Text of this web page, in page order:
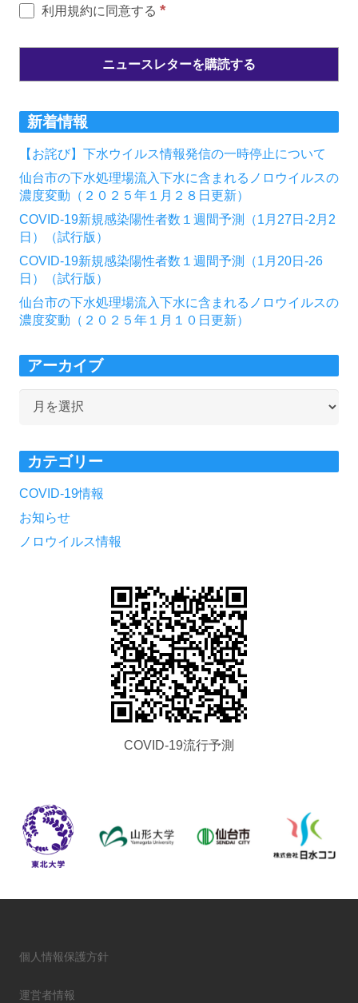
利用規約に同意する *
新着情報
【お詫び】下水ウイルス情報発信の一時停止について
仙台市の下水処理場流入下水に含まれるノロウイルスの
濃度変動（２０２５年１月２８日更新）
COVID-19新規感染陽性者数１週間予測（1月27日-2月2
日）（試行版）
COVID-19新規感染陽性者数１週間予測（1月20日-26
日）（試行版）
仙台市の下水処理場流入下水に含まれるノロウイルスの
濃度変動（２０２５年１月１０日更新）
アーカイブ
イ
ブ
カテゴリー
COVID-19情報
お知らせ
ノロウイルス情報
COVID-19流行予測
個人情報保護方針
運営者情報